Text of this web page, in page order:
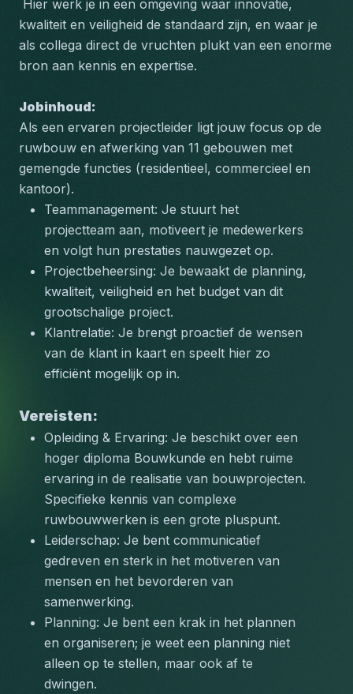
kwaliteit en veiligheid de standaard zijn, en waar je
als collega direct de vruchten plukt van een enorme
bron aan kennis en expertise.
Jobinhoud:
Als een ervaren projectleider ligt jouw focus op de
ruwbouw en afwerking van 11 gebouwen met
gemengde functies (residentieel, commercieel en
kantoor).
Teammanagement: Je stuurt het
projectteam aan, motiveert je medewerkers
en volgt hun prestaties nauwgezet op.
Projectbeheersing: Je bewaakt de planning,
kwaliteit, veiligheid en het budget van dit
grootschalige project.
Klantrelatie: Je brengt proactief de wensen
van de klant in kaart en speelt hier zo
efficiënt mogelijk op in.
Vereisten:
Opleiding & Ervaring: Je beschikt over een
hoger diploma Bouwkunde en hebt ruime
ervaring in de realisatie van bouwprojecten.
Specifieke kennis van complexe
ruwbouwwerken is een grote pluspunt.
Leiderschap: Je bent communicatief
gedreven en sterk in het motiveren van
mensen en het bevorderen van
samenwerking.
Planning: Je bent een krak in het plannen
en organiseren; je weet een planning niet
alleen op te stellen, maar ook af te
dwingen.